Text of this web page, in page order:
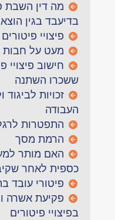
מה דין השבת
בדיעבד בגין
פיצויי
מעט על חבות
חישוב פיצויי
ששכרו השתנה
זכויות
העבודה
התפטרות
הרמת מסך
האם מותר
כספית לאחר
פיטורי עובד
פקיעת אשרה
בפיצויי פיטורים